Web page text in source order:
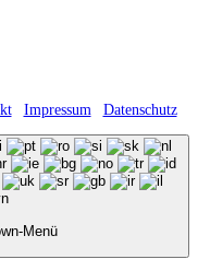
| Impressum Datenschutz